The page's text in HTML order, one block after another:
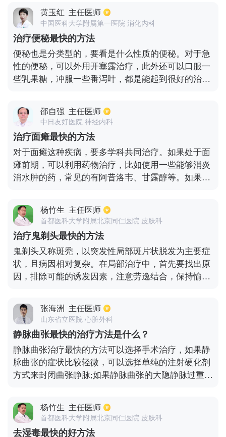
是因这种滴眼液多含有麻药成分，不能一直使用，当
疼痛缓解后要使用人工泪液等，一些滴眼液或眼膏，
以对受伤的角膜上皮进行保护，做止痛抗炎治疗，而
且短时期内要戴墨镜，避免接触强光，可较快的缓解
疼痛症状。
黄玉红 主任医师
中国医科大学附属第一医院 消化内科
治疗便秘最快的方法
便秘也是分类型的，要看是什么性质的便秘。对于急
性的便秘，可以外用开塞露治疗，此外还可以口服一
些乳果糖，冲服一些番泻叶，都是能起到很好的治疗
准穴位才能够有效果的，所以最好是找专业的中医来
针灸。
邵自强 主任医师
中日友好医院 神经内科
治疗面瘫最快的方法
对于面瘫这种疾病，要多学科共同治疗。如果处于面
瘫前期，可以利用药物治疗，比如使用一些能够消炎
消水肿的药，常见的有阿昔洛韦、甘露醇等。如果处
也可以用中药治疗。一般来说周围性面瘫有75%的自
行好转几率，如果去接受正规治疗，治愈率也非常
高，可以达到95%。因此出现面瘫后要尽快治疗，防
止出现面部长久歪斜、流口水等后遗症。平时要好好
护理，不要受寒，用药一定要遵医嘱。
杨竹生 主任医师
首都医科大学附属北京同仁医院 皮肤科
治疗鬼剃头最快的方法
鬼剃头又称斑秃，以突发性局部斑片状脱发为主要症
状，且病因相对复杂。在局部治疗中，首先要找出原
因，排除可能的诱发因素，注意劳逸结合，保持愉快
度快。口服药物包括胱氨酸、泛酸钙、维生素B复合
物、谷维素、秃顶丸、复方甘草酸苷、博之片等；外
用药物包括米诺地尔溶液、辣椒酊等，以改善局部血
液循环，促进大脑皮肤充血，促进头发生长。必要时
可局部注射复方倍他米松，每三至四周一次，坚持三
四次左右。
张海洲 主任医师
山东省立医院 心脏外科
静脉曲张最快的治疗方法是什么？
静脉曲张治疗最快的方法可以选择手术治疗，如果静
脉曲张的症状比较轻微，可以选择单纯的注射硬化剂
方式来封闭曲张静脉;如果静脉曲张的大隐静脉过重，
静脉主干剥脱，那么可以采取点式的剥脱方式来治疗
静脉曲张，这种方法来治疗创伤并不会有太大，恢复
的时间比较短，而且可以解决其他并发症。
杨竹生 主任医师
首都医科大学附属北京同仁医院 皮肤科
去湿毒最快的好方法